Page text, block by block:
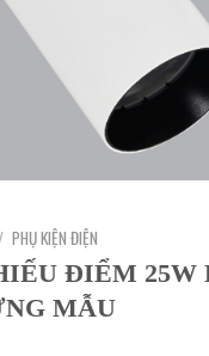
/ PHỤ KIỆN ĐIỆN
ĐIỂM 25W
MẪU